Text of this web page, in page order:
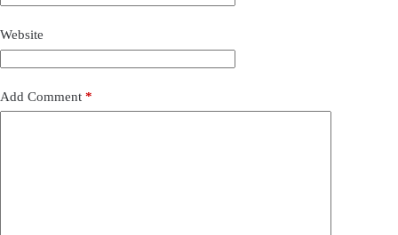
Website
Add Comment *